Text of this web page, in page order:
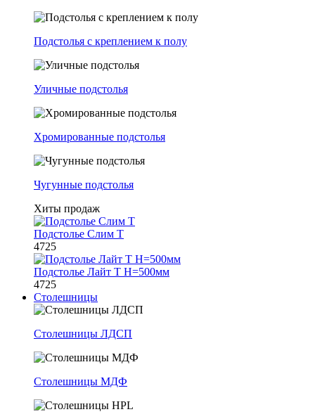
Подстолья с креплением к полу
Уличные подстолья
Хромированные подстолья
Чугунные подстолья
Хиты продаж
Подстолье Слим Т
4725
Подстолье Лайт Т H=500мм
4725
Столешницы
Столешницы ЛДСП
Столешницы МДФ